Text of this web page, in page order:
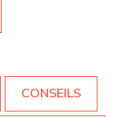
CONSEILS